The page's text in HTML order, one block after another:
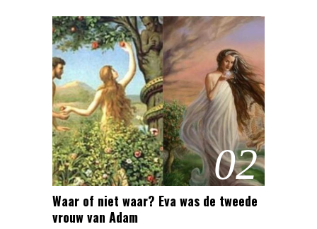
02
Waar of niet waar? Eva was de tweede
vrouw van Adam